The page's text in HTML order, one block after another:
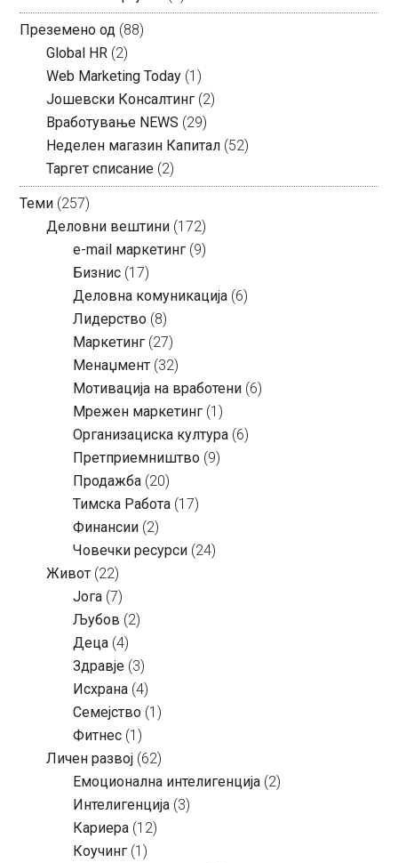
Преземено од (88)
Global HR (2)
Web Marketing Today (1)
Јошевски Консалтинг (2)
Вработување NEWS (29)
Неделен магазин Капитал (52)
Таргет списание (2)
Теми (257)
Деловни вештини (172)
e-mail маркетинг (9)
Бизнис (17)
Деловна комуникација (6)
Лидерство (8)
Маркетинг (27)
Менаџмент (32)
Мотивација на вработени (6)
Мрежен маркетинг (1)
Организациска култура (6)
Претприемништво (9)
Продажба (20)
Тимска Работа (17)
Финансии (2)
Човечки ресурси (24)
Живот (22)
Јога (7)
Љубов (2)
Деца (4)
Здравје (3)
Исхрана (4)
Семејство (1)
Фитнес (1)
Личен развој (62)
Емоционална интелигенција (2)
Интелигенција (3)
Кариера (12)
Коучинг (1)